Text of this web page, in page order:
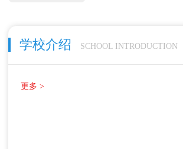
学校介绍 SCHOOL INTRODUCTION
更多 >